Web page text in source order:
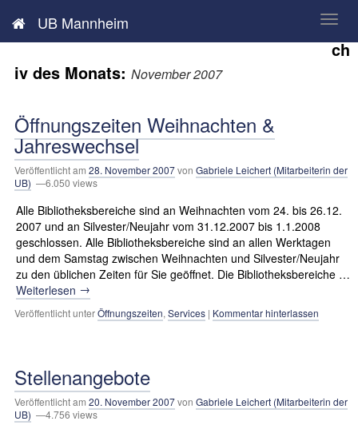
UB Mannheim
Neues aus der UB MannheimAr
ch
iv des Monats: November 2007
Öffnungszeiten Weihnachten &
Jahreswechsel
Veröffentlicht am 28. November 2007von Gabriele Leichert (Mitarbeiterin der
UB) —6.050 views
Alle Bibliotheksbereiche sind an Weihnachten vom 24. bis 26.12.
2007 und an Silvester/Neujahr vom 31.12.2007 bis 1.1.2008
geschlossen. Alle Bibliotheksbereiche sind an allen Werktagen
und dem Samstag zwischen Weihnachten und Silvester/Neujahr
zu den üblichen Zeiten für Sie geöffnet. Die Bibliotheksbereiche …
Weiterlesen →
Veröffentlicht unterÖffnungszeiten, Services | Kommentar hinterlassen
Stellenangebote
Veröffentlicht am 20. November 2007von Gabriele Leichert (Mitarbeiterin der
UB) —4.756 views